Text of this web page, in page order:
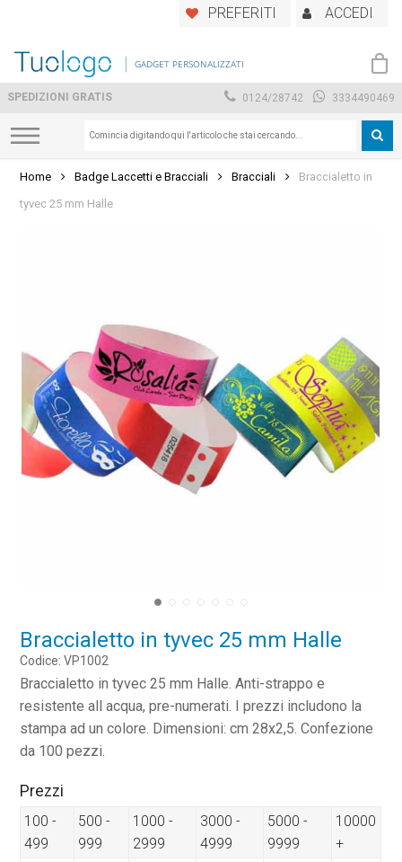
main
PREFERITI ACCEDI
GADGET PERSONALIZZATI
SPEDIZIONI GRATIS 0124/28742 3334490469
Home Badge Laccetti e Bracciali Bracciali
Braccialetto in
tyvec 25 mm Halle
Braccialetto in tyvec 25 mm Halle
Codice: VP1002
Braccialetto in tyvec 25 mm Halle. Anti-strappo e
resistente all acqua, pre-numerati. I prezzi includono la
stampa ad un colore. Dimensioni: cm 28x2,5. Confezione
da 100 pezzi.
Prezzi
100 -
499
500 -
999
1000 -
2999
3000 -
4999
5000 -
9999
10000
+